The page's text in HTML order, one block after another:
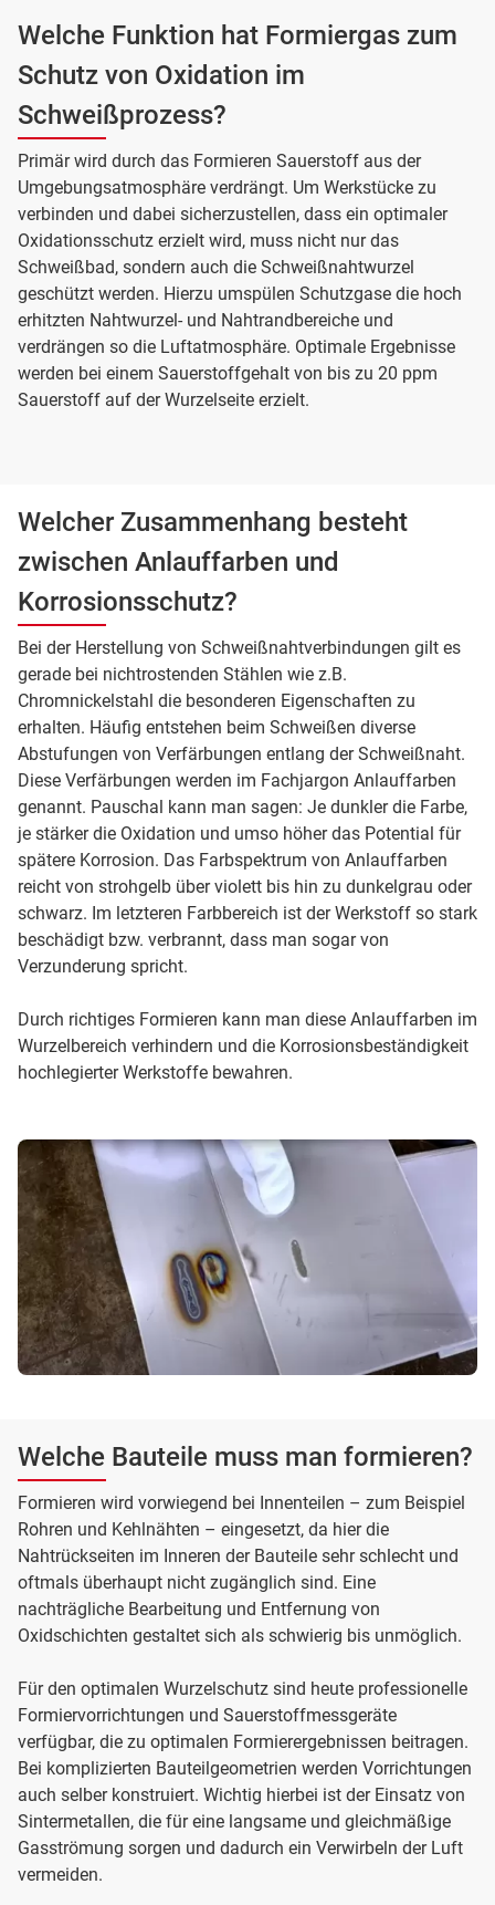
Welche Funktion hat Formiergas zum
Schutz von Oxidation im
Schweißprozess?
Primär wird durch das Formieren Sauerstoff aus der
Umgebungsatmosphäre verdrängt. Um Werkstücke zu
verbinden und dabei sicherzustellen, dass ein optimaler
Oxidationsschutz erzielt wird, muss nicht nur das
Schweißbad, sondern auch die Schweißnahtwurzel
geschützt werden. Hierzu umspülen Schutzgase die hoch
erhitzten Nahtwurzel- und Nahtrandbereiche und
verdrängen so die Luftatmosphäre. Optimale Ergebnisse
werden bei einem Sauerstoffgehalt von bis zu 20 ppm
Sauerstoff auf der Wurzelseite erzielt.
Welcher Zusammenhang besteht
zwischen Anlauffarben und
Korrosionsschutz?
Bei der Herstellung von Schweißnahtverbindungen gilt es
gerade bei nichtrostenden Stählen wie z.B.
Chromnickelstahl die besonderen Eigenschaften zu
erhalten. Häufig entstehen beim Schweißen diverse
Abstufungen von Verfärbungen entlang der Schweißnaht.
Diese Verfärbungen werden im Fachjargon Anlauffarben
genannt. Pauschal kann man sagen: Je dunkler die Farbe,
je stärker die Oxidation und umso höher das Potential für
spätere Korrosion. Das Farbspektrum von Anlauffarben
reicht von strohgelb über violett bis hin zu dunkelgrau oder
schwarz. Im letzteren Farbbereich ist der Werkstoff so stark
beschädigt bzw. verbrannt, dass man sogar von
Verzunderung spricht.
Durch richtiges Formieren kann man diese Anlauffarben im
Wurzelbereich verhindern und die Korrosionsbeständigkeit
hochlegierter Werkstoffe bewahren.
Welche Bauteile muss man formieren?
Formieren wird vorwiegend bei Innenteilen – zum Beispiel
Rohren und Kehlnähten – eingesetzt, da hier die
Nahtrückseiten im Inneren der Bauteile sehr schlecht und
oftmals überhaupt nicht zugänglich sind. Eine
nachträgliche Bearbeitung und Entfernung von
Oxidschichten gestaltet sich als schwierig bis unmöglich.
Für den optimalen Wurzelschutz sind heute professionelle
Formiervorrichtungen und Sauerstoffmessgeräte
verfügbar, die zu optimalen Formierergebnissen beitragen.
Bei komplizierten Bauteilgeometrien werden Vorrichtungen
auch selber konstruiert. Wichtig hierbei ist der Einsatz von
Sintermetallen, die für eine langsame und gleichmäßige
Gasströmung sorgen und dadurch ein Verwirbeln der Luft
vermeiden.